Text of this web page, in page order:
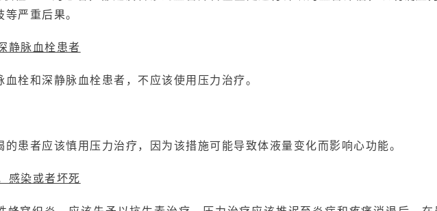
严重后果。
静脉血栓患者
栓和深静脉血栓患者，不应该使用压力治疗。
患者应该慎用压力治疗，因为该措施可能导致体液量变化而影响心功能。
感染或者坏死